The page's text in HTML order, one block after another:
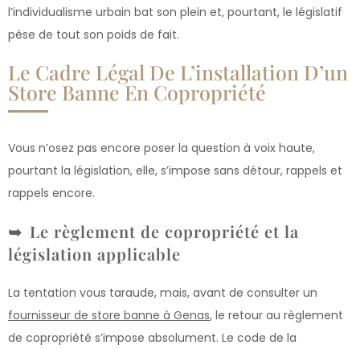
l’individualisme urbain bat son plein et, pourtant, le législatif
pèse de tout son poids de fait.
Le Cadre Légal De L’installation D’un
Store Banne En Copropriété
Vous n’osez pas encore poser la question à voix haute,
pourtant la législation, elle, s’impose sans détour, rappels et
rappels encore.
Le règlement de copropriété et la
législation applicable
La tentation vous taraude, mais, avant de consulter un
fournisseur de store banne à Genas, le retour au règlement
de copropriété s’impose absolument. Le code de la